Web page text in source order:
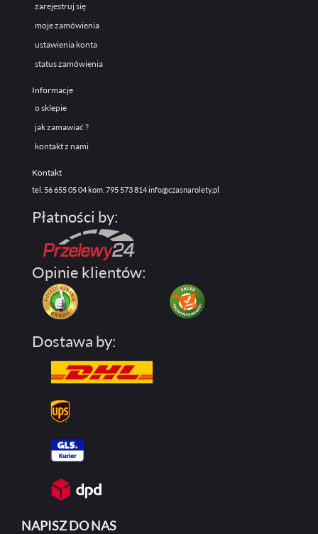
zarejestruj się
moje zamówienia
ustawienia konta
status zamówienia
Informacje
o sklepie
jak zamawiać ?
kontakt z nami
Kontakt
tel. 56 655 05 04kom. 795 573 814info@czasnarolety.pl
Płatności by:
Opinie klientów:
Dostawa by:
NAPISZ DO NAS